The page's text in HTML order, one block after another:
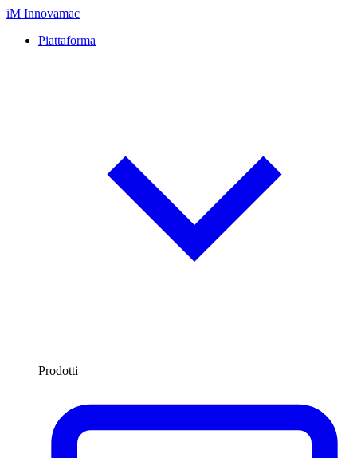
iM Innovamac
Piattaforma
Prodotti